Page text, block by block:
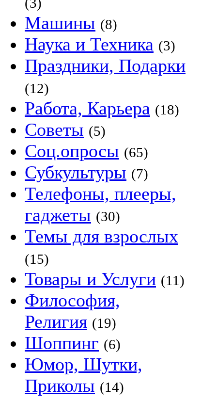
Машины (8)
Наука и Техника (3)
Праздники, Подарки
(12)
Работа, Карьера (18)
Советы (5)
Соц.опросы (65)
Субкультуры (7)
Телефоны, плееры,
гаджеты (30)
Темы для взрослых
(15)
Товары и Услуги (11)
Философия,
Религия (19)
Шоппинг (6)
Юмор, Шутки,
Приколы (14)